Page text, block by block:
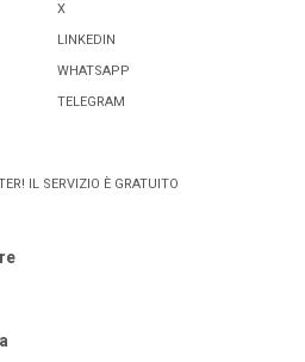
X
LINKEDIN
WHATSAPP
TELEGRAM
IL SERVIZIO È GRATUITO